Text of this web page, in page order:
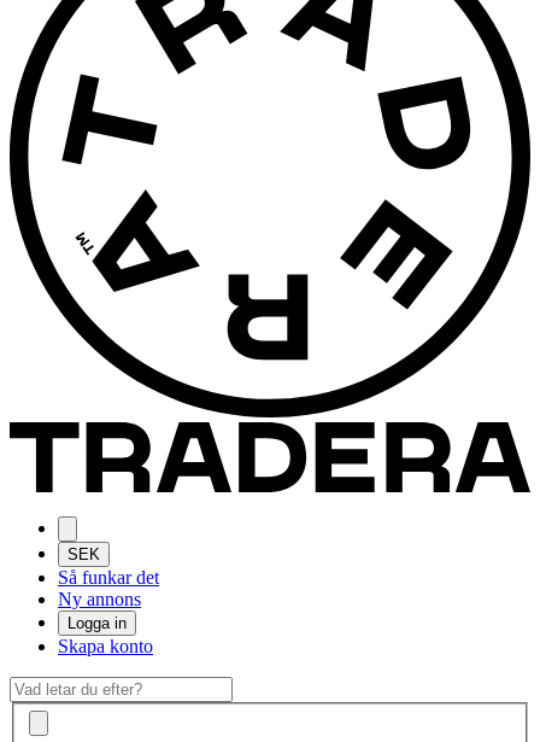
SEK
Så funkar det
Ny annons
Logga in
Skapa konto